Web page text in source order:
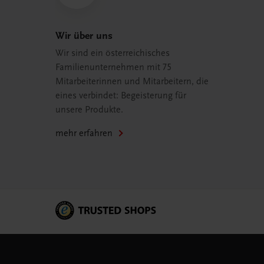
Wir über uns
Wir sind ein österreichisches
Familienunternehmen mit 75
Mitarbeiterinnen und Mitarbeitern, die
eines verbindet: Begeisterung für
unsere Produkte.
mehr erfahren